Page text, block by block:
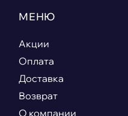
МЕНЮ
Акции
Оплата
Доставка
Возврат
О компании